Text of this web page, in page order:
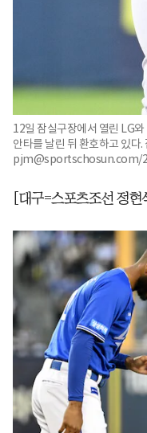
12일 잠실구장에서 열린 LG
안타를 날린 뒤 환호하고 있다
pjm@sportschosun.com/
[대구=스포츠조선 정